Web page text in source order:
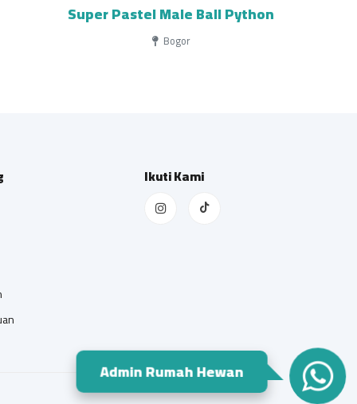
Super Pastel Male Ball Python
Bogor
Admin Rumah Hewan
Ikuti Kami